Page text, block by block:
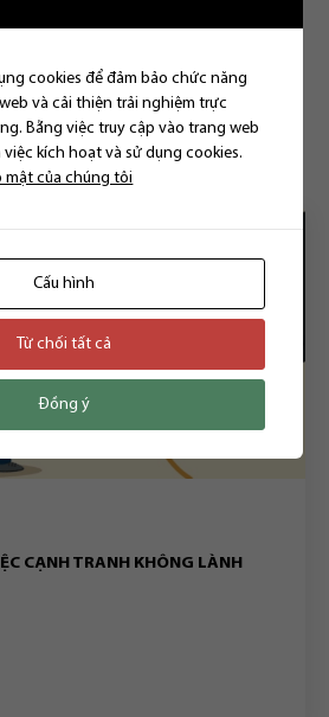
quan
CẠNH TRANH KHÔNG LÀNH
cookies để đảm bảo chức năng
và cải thiện trải nghiệm trực
Bằng việc truy cập vào trang web
kích hoạt và sử dụng cookies.
của chúng tôi
Cấu hình
Từ chối tất cả
Đồng ý